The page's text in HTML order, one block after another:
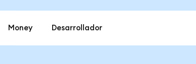
Money Desarrollador